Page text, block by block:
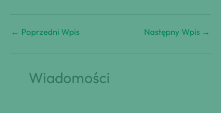
← Poprzedni Wpis Następny Wpis →
Wiadomości